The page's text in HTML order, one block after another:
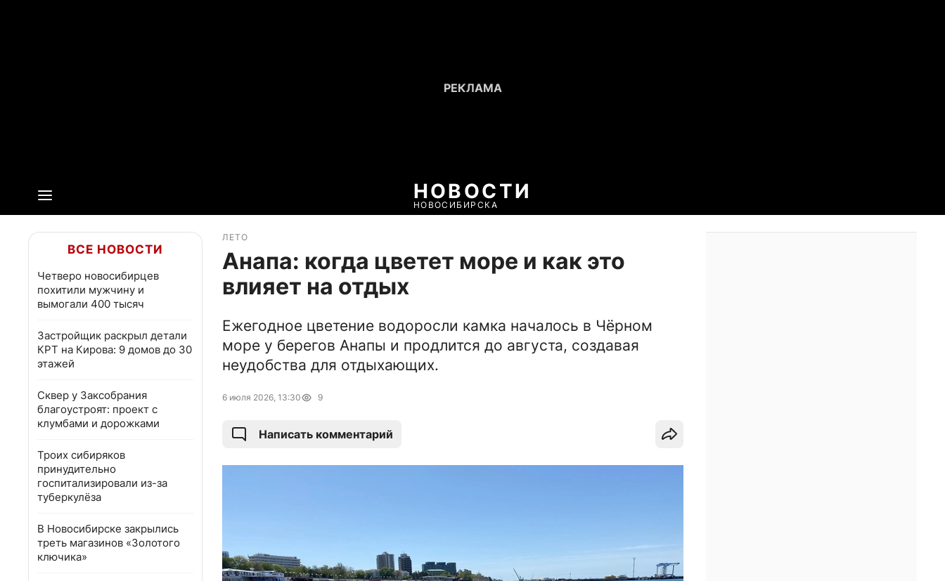
НОВОСТИ
НОВОСИБИРСКА
ВСЕ НОВОСТИ
Четверо новосибирцев
похитили мужчину и
вымогали 400 тысяч
Застройщик раскрыл детали
КРТ на Кирова: 9 домов до 30
этажей
Сквер у Заксобрания
благоустроят: проект с
клумбами и дорожками
Троих сибиряков
принудительно
госпитализировали из-за
туберкулёза
В Новосибирске закрылись
треть магазинов «Золотого
ключика»
ЛЕТО
Анапа: когда цветет море и как это
влияет на отдых
Ежегодное цветение водоросли камка началось в Чёрном
море у берегов Анапы и продлится до августа, создавая
неудобства для отдыхающих.
6 июля 2026, 13:30 9
Написать комментарий